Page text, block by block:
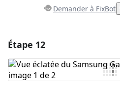
Demander à FixBot
Ajouter un commentaire
Étape 12